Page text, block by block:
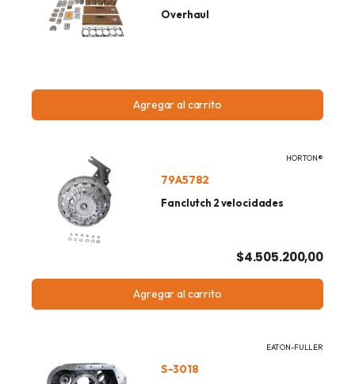
Overhaul
Agregar al carrito
HORTON®
79A5782
Fanclutch 2 velocidades
$4.505.200,00
Agregar al carrito
EATON-FULLER
S-3018